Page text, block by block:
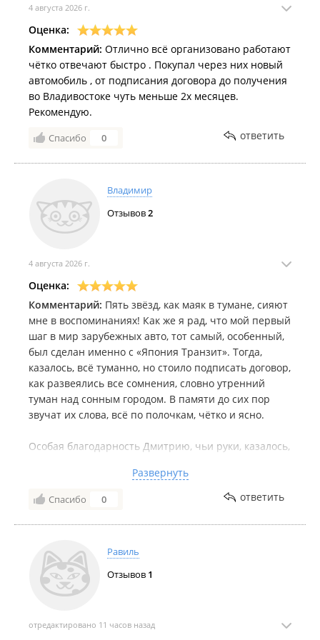
4 августа 2026 г.
Оценка:
Комментарий: Отлично всё организовано работают
чётко отвечают быстро . Покупал через них новый
автомобиль , от подписания договора до получения
во Владивостоке чуть меньше 2х месяцев.
Рекомендую.
Спасибо 0 ответить
Владимир
Отзывов2
4 августа 2026 г.
Оценка:
Комментарий: Пять звёзд, как маяк в тумане, сияют
мне в воспоминаниях! Как же я рад, что мой первый
шаг в мир зарубежных авто, тот самый, особенный,
был сделан именно с «Япония Транзит». Тогда,
казалось, всё туманно, но стоило подписать договор,
как развеялись все сомнения, словно утренний
туман над сонным городом. В памяти до сих пор
звучат их слова, всё по полочкам, чётко и ясно.
Особая благодарность Дмитрию, чьи руки, казалось,
каждую мою, порой казалось, несбыточную мечту, и
нашёл её ту, что заставляет сердце петь, глаза
сиять, а душу наполняться тихой радостью. Помню,
как он отвечал мне, даже когда за окном была глухая
он отвечал. Словно он был там, рядом, всегда.
И Алина, наш логист, чья оперативность и
несущему корабль к берегам. И Сергей, экспедитор,
чья отзывчивость согревала, как доброе слово в
Развернуть
Спасибо 0 ответить
Равиль
Отзывов 1
отредактировано 11 часов назад